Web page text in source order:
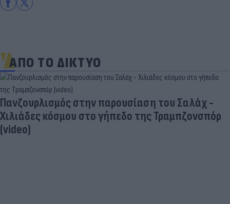
ΑΠΟ ΤΟ ΔΙΚΤΥΟ
Πανζουρλισμός στην παρουσίαση του Σαλάχ -
Χιλιάδες κόσμου στο γήπεδο της Τραμπζονσπόρ
(video)